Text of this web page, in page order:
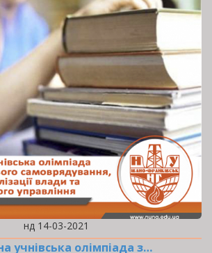
нд 14-03-2021
учнівська олімпіада з…